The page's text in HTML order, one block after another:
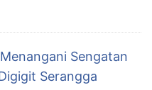
Sengatan
Serangga